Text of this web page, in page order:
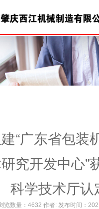
“广东省包装
究开发中心”
科学技术厅认
览数量：4632 作者: 发布时间：